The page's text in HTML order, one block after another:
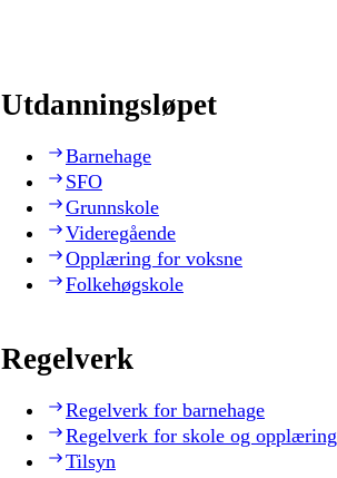
Utdanningsløpet
Barnehage
SFO
Grunnskole
Videregående
Opplæring for voksne
Folkehøgskole
Regelverk
Regelverk for barnehage
Regelverk for skole og opplæring
Tilsyn